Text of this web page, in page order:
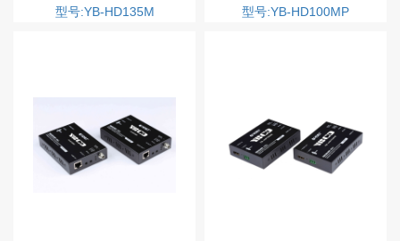
型号:YB-HD135M
型号:YB-HD100MP